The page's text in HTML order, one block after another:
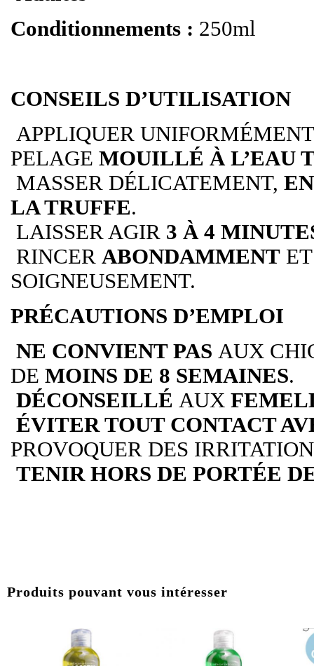
Conditionnements : 250ml
CONSEILS D’UTILISATION
APPLIQUER
PELAGE MOUILLÉ À L’EAU
MASSER DÉLICATEMENT,
LA TRUFFE.
LAISSER AGIR 3 À 4
RINCER ABONDAMMENT
SOIGNEUSEMENT.
PRÉCAUTIONS D’EMPLOI
NE CONVIENT PAS AUX
DE MOINS DE 8 SEMAINES.
DÉCONSEILLÉ AUX
ÉVITER TOUT CONTACT
PROVOQUER DES
TENIR HORS DE PORTÉE
Produits pouvant vous intéresser